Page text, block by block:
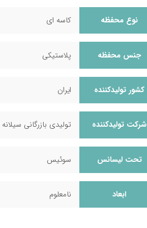
معرفی بهترین ویتامین‌ها برای عضله‌سازی سریع
نوع محفظه کاسه ای
جنس محفظه پلاستیکی
کشور تولید‎کننده ایران
شرکت تولید‎کننده تولیدی بازرگانی
تحت لیسانس سوئیس
ابعاد نامعلوم